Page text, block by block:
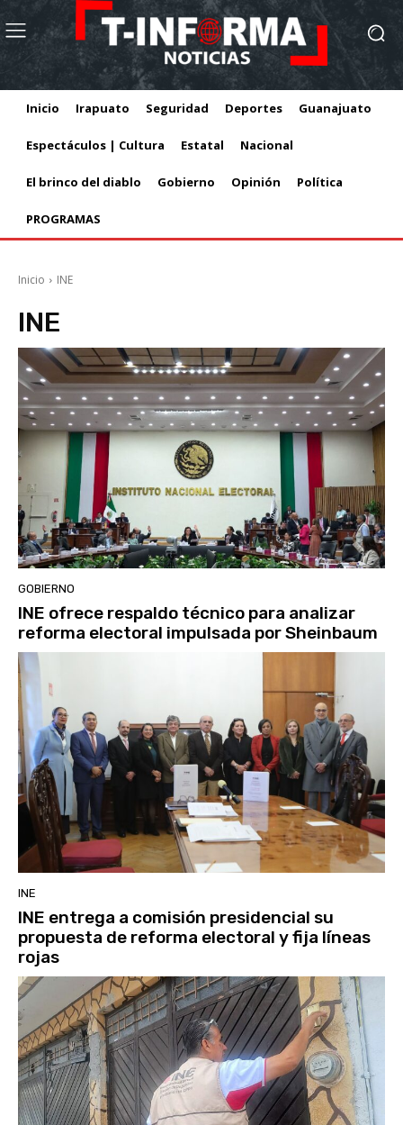
Inicio Irapuato Seguridad Deportes Guanajuato
Espectáculos | Cultura Estatal Nacional
El brinco del diablo Gobierno Opinión Política
PROGRAMAS
Inicio INE
INE
GOBIERNO
INE ofrece respaldo técnico para analizar
reforma electoral impulsada por Sheinbaum
INE
INE entrega a comisión presidencial su
propuesta de reforma electoral y fija líneas
rojas